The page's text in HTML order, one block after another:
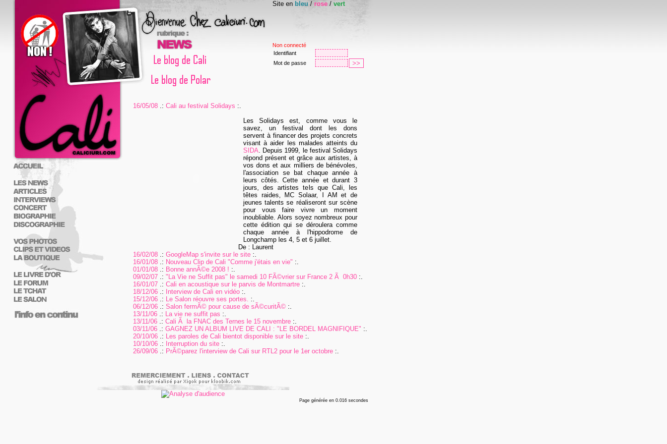
Site en bleu / rose / vert
Non connecté
Identifiant
Mot de passe
16/05/08 .: Cali au festival Solidays :.
Les Solidays est, comme vous le
savez, un festival dont les dons
servent à financer des projets concrets
visant à aider les malades atteints du
SIDA. Depuis 1999, le festival Solidays
répond présent et grâce aux artistes, à
vos dons et aux milliers de bénévoles,
l'association se bat chaque année à
leurs côtés. Cette année et durant 3
jours, des artistes tels que Cali, les
têtes raides, MC Solaar, I AM et de
jeunes talents se réaliseront sur scène
pour vous faire vivre un moment
inoubliable. Alors soyez nombreux pour
cette édition qui se déroulera comme
chaque année à l'hippodrome de
Longchamp les 4, 5 et 6 juillet.
De : Laurent
16/02/08 .: GoogleMap s'invite sur le site :.
16/01/08 .: Nouveau Clip de Cali "Comme j'étais en vie" :.
01/01/08 .: Bonne annÃ©e 2008 ! :.
09/02/07 .: "La Vie ne Suffit pas" le samedi 10 FÃ©vrier sur France 2 Ã 0h30 :.
16/01/07 .: Cali en acoustique sur le parvis de Montmartre :.
18/12/06 .: Interview de Cali en vidéo :.
15/12/06 .: Le Salon réouvre ses portes. :.
06/12/06 .: Salon fermÃ© pour cause de sÃ©curitÃ© :.
13/11/06 .: La vie ne suffit pas :.
13/11/06 .: Cali Ã la FNAC des Ternes le 15 novembre :.
03/11/06 .: GAGNEZ UN ALBUM LIVE DE CALI : "LE BORDEL MAGNIFIQUE" :.
20/10/06 .: Les paroles de Cali bientot disponible sur le site :.
10/10/06 .: Interruption du site :.
26/09/06 .: PrÃ©parez l'interview de Cali sur RTL2 pour le 1er octobre :.
Page générée en 0.016 secondes